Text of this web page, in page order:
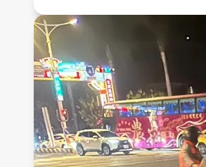
輪
盃
身
障
拔
河
參